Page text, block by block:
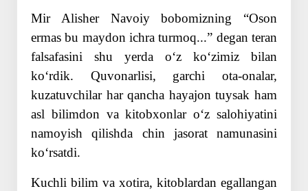
Mir Alisher Navoiy bobomizning “Oson
ermas bu maydon ichra turmoq...” degan teran
falsafasini shu yerda oʻz koʻzimiz bilan
koʻrdik. Quvonarlisi, garchi ota-onalar,
kuzatuvchilar har qancha hayajon tuysak ham
asl bilimdon va kitobxonlar oʻz salohiyatini
namoyish qilishda chin jasorat namuna­sini
koʻrsatdi.
Kuchli bilim va xotira, kitob­lardan egallangan